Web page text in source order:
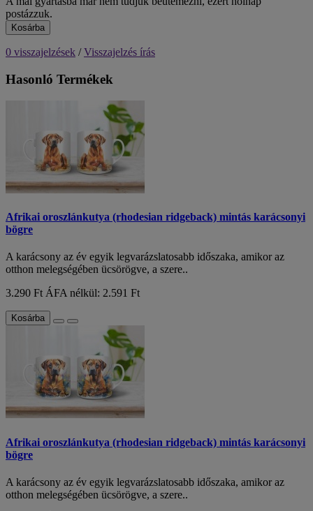
postázzuk.
Kosárba
0 visszajelzések /Visszajelzés írás
Hasonló Termékek
Afrikai oroszlánkutya (rhodesian ridgeback) mintás karácsonyi
bögre
A karácsony az év egyik legvarázslatosabb időszaka, amikor az
otthon melegségében ücsörögve, a szere..
3.290 Ft ÁFA nélkül: 2.591 Ft
Kosárba
Afrikai oroszlánkutya (rhodesian ridgeback) mintás karácsonyi
bögre
A karácsony az év egyik legvarázslatosabb időszaka, amikor az
otthon melegségében ücsörögve, a szere..